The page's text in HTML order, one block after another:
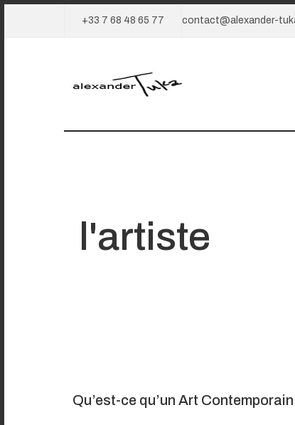
+33 7 68 48 65 77 contact@alexander-
l'artiste
Qu’est-ce qu’un Art